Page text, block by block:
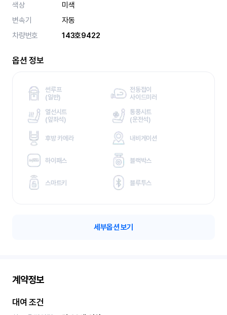
색상
미색
변속기
자동
차량번호
143호9422
옵션 정보
썬루프
(일반)
전동접이
사이드미러
열선시트
(앞좌석)
통풍시트
(운전석)
후방 카메라 내비게이션
하이패스 블랙박스
스마트키 블루투스
세부옵션 보기
계약정보
대여 조건